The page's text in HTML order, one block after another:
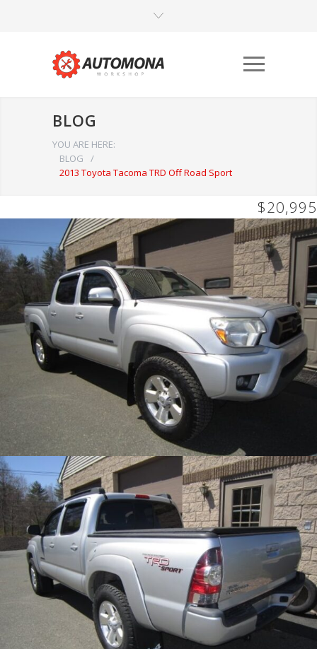
BLOG
YOU ARE HERE:
BLOG
/
2013 Toyota Tacoma TRD Off Road Sport
$20,995
Būtinieji
slapukais
pagrindinės
svetainės
naršymo ar
prieigos
funkcijos.
Be šių
slapukų
svetainė
tinkamai
neveiks.
Analitiniai
(arba
statistikos)
slapukai
renka
anoniminę
informaciją
ir teikia jos
ataskaitas,
iš kurių
svetainės
valdytojas
gali
sužinoti
kaip